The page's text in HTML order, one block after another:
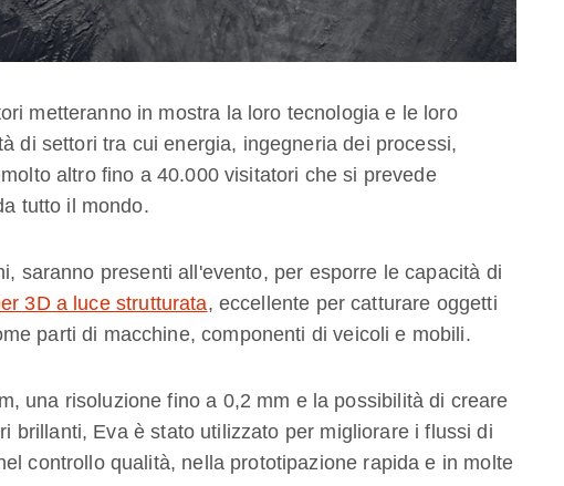
metteranno in mostra la loro tecnologia e le loro
di settori tra cui energia, ingegneria dei processi,
altro fino a 40.000 visitatori che si prevede
tutto il mondo.
saranno presenti all'evento, per esporre le capacità di
3D a luce strutturata, eccellente per catturare oggetti
parti di macchine, componenti di veicoli e mobili.
una risoluzione fino a 0,2 mm e la possibilità di creare
brillanti, Eva è stato utilizzato per migliorare i flussi di
controllo qualità, nella prototipazione rapida e in molte